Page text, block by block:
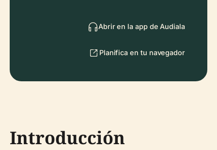
Abrir en la app de Audiala
Planifica en tu navegador
Introducción